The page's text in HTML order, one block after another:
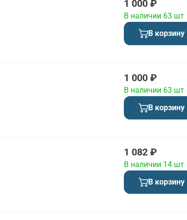
1 000 ₽
В наличии 63 шт
В корзину
1 000 ₽
В наличии 63 шт
В корзину
1 082 ₽
В наличии 14 шт
В корзину